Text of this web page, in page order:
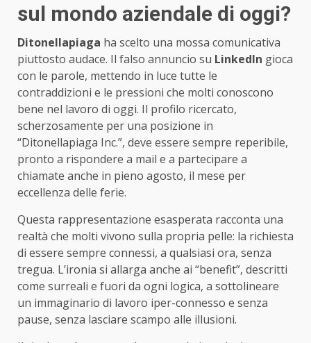
sul mondo aziendale di oggi?
Ditonellapiaga ha scelto una mossa comunicativa
piuttosto audace. Il falso annuncio su LinkedIn gioca
con le parole, mettendo in luce tutte le
contraddizioni e le pressioni che molti conoscono
bene nel lavoro di oggi. Il profilo ricercato,
scherzosamente per una posizione in
“Ditonellapiaga Inc.”, deve essere sempre reperibile,
pronto a rispondere a mail e a partecipare a
chiamate anche in pieno agosto, il mese per
eccellenza delle ferie.
Questa rappresentazione esasperata racconta una
realtà che molti vivono sulla propria pelle: la richiesta
di essere sempre connessi, a qualsiasi ora, senza
tregua. L’ironia si allarga anche ai “benefit”, descritti
come surreali e fuori da ogni logica, a sottolineare
un immaginario di lavoro iper-connesso e senza
pause, senza lasciare scampo alle illusioni.